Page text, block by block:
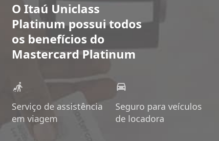
O Itaú Uniclass
Platinum possui todos
os benefícios do
Mastercard Platinum
Serviço de assistência
em viagem
Seguro para veículos
de locadora